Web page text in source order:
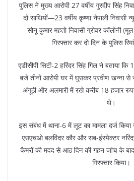
पुलिस ने मुख्य आरोपी 27 वर्षीय गुरदीप सिंह
दो साथियों—23 वर्षीय कृष्णा नेपाली निवासी
सोनू कुमार महतो निवासी ग्रोवर कॉलोनी
गिरफ्तार कर दो दिन के पुलिस
एडीसीपी सिटी-2 हरिंदर सिंह गिल ने बताया
बजे तीनों आरोपी घर में घुसकर प्रवीण खन्ना से
अंगूठी और अलमारी में रखे करीब 18 हजार
थे।
इस संबंध में थाना-6 में लूट का मामला दर्ज किया
एसएचओ बलविंदर कौर और सब-इंस्पेक्टर
कैमरों की मदद से आठ दिन की गहन जांच के
गिरफ्तार किया।